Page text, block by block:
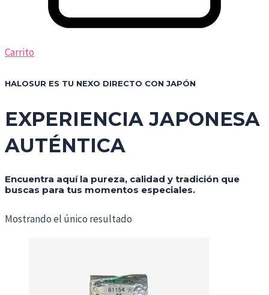
Carrito
HALOSUR ES TU NEXO DIRECTO CON JAPÓN
EXPERIENCIA JAPONESA
AUTÉNTICA
Encuentra aquí la pureza, calidad y tradición que
buscas para tus momentos especiales.
Mostrando el único resultado